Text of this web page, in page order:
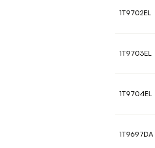
1T9702EL
1T9703EL
1T9704EL
1T9697DA